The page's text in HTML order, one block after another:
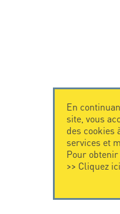
En
site, vous
des cookies
services et
Pour
>> Cliquez ici